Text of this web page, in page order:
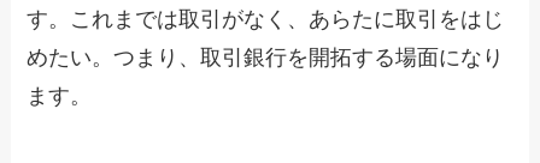
す。これまでは取引がなく、あらたに取引をはじ
めたい。つまり、取引銀行を開拓する場面になり
ます。